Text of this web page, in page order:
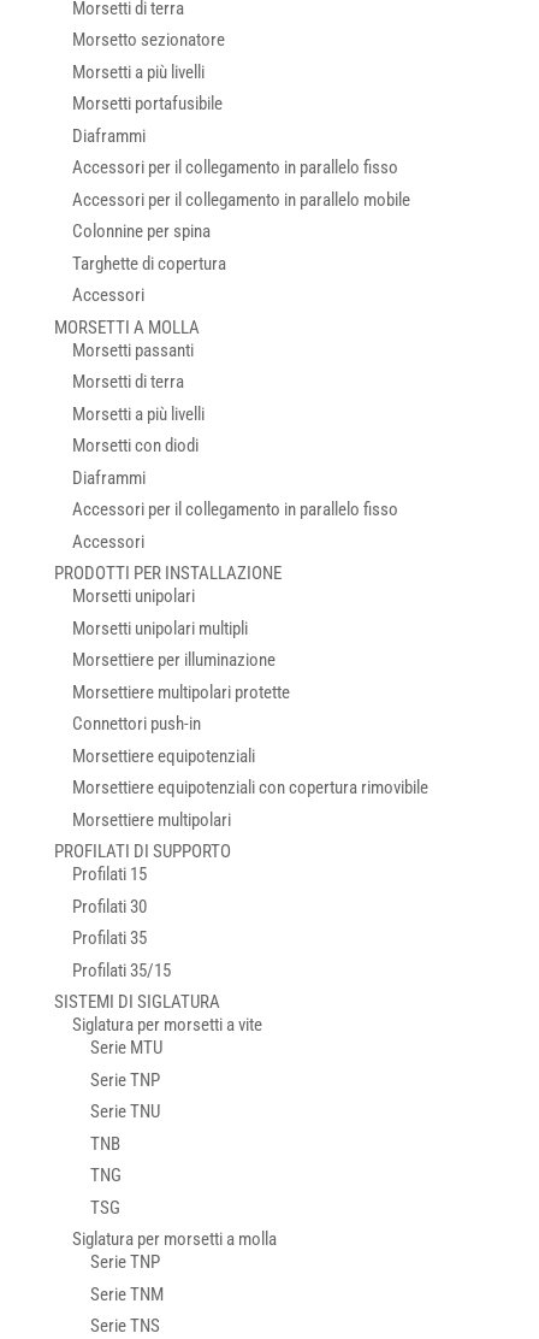
Morsetti di terra
Morsetto sezionatore
Morsetti a più livelli
Morsetti portafusibile
Diaframmi
Accessori per il collegamento in parallelo fisso
Accessori per il collegamento in parallelo mobile
Colonnine per spina
Targhette di copertura
Accessori
MORSETTI A MOLLA
Morsetti passanti
Morsetti di terra
Morsetti a più livelli
Morsetti con diodi
Diaframmi
Accessori per il collegamento in parallelo fisso
Accessori
PRODOTTI PER INSTALLAZIONE
Morsetti unipolari
Morsetti unipolari multipli
Morsettiere per illuminazione
Morsettiere multipolari protette
Connettori push-in
Morsettiere equipotenziali
Morsettiere equipotenziali con copertura rimovibile
Morsettiere multipolari
PROFILATI DI SUPPORTO
Profilati 15
Profilati 30
Profilati 35
Profilati 35/15
SISTEMI DI SIGLATURA
Siglatura per morsetti a vite
Serie MTU
Serie TNP
Serie TNU
TNB
TNG
TSG
Siglatura per morsetti a molla
Serie TNP
Serie TNM
Serie TNS